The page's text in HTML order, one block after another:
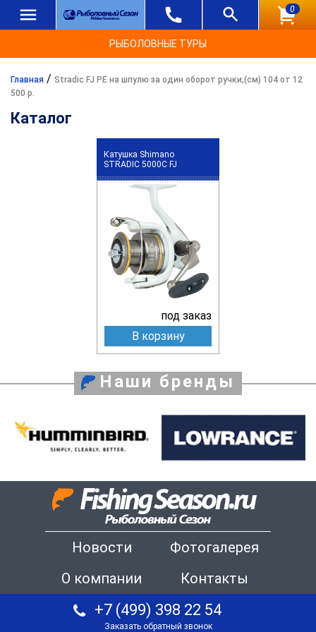
0
РЫБОЛОВНЫЕ ТУРЫ
Главная / Stradic FJ PE на шпулю за один оборот ручки,(см) 104 от 12
500 р.
Каталог
Катушка Shimano
STRADIC 5000C FJ
под заказ
В корзину
Наши бренды
Новости
Фотогалерея
О компании
Контакты
+7 (499) 398 22 54
Заказать обратный звонок